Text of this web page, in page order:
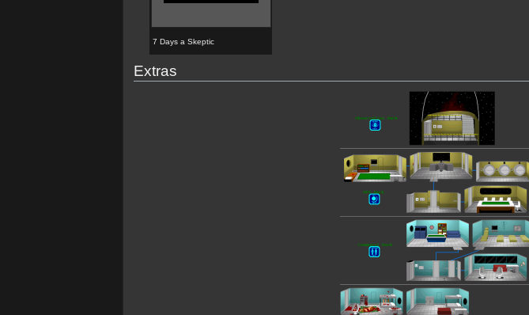
7 Days a Skeptic
Extras